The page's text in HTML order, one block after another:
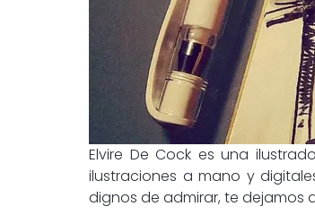
Elvire De Cock es una
ilustraciones a mano y
dignos de admirar, te dejamos